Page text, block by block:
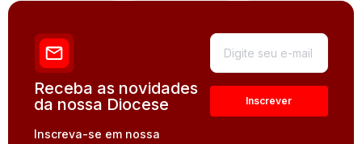
Receba as novidades
da nossa Diocese
Inscreva-se em nossa